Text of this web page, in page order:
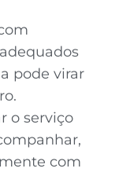
pode virar
o serviço
com